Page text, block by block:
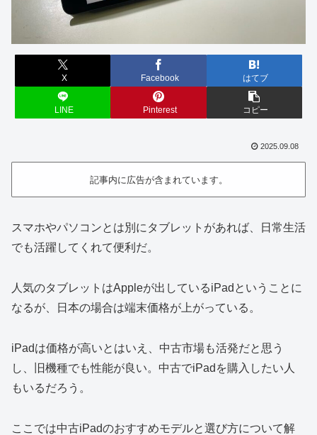
X Facebook はてブ
LINE Pinterest コピー
2025.09.08
記事内に広告が含まれています。
スマホやパソコンとは別にタブレットがあれば、日常生活
でも活躍してくれて便利だ。
人気のタブレットはAppleが出しているiPadということに
なるが、日本の場合は端末価格が上がっている。
iPadは価格が高いとはいえ、中古市場も活発だと思う
し、旧機種でも性能が良い。中古でiPadを購入したい人
もいるだろう。
ここでは中古iPadのおすすめモデルと選び方について解